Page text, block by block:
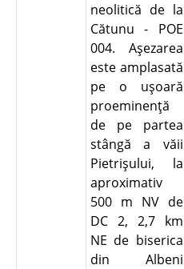
neolitică de la
Cătunu - POE
004. Aşezarea
este amplasată
pe o uşoară
proeminenţă
de pe partea
stângă a văii
Pietrişului, la
aproximativ
500 m NV de
DC 2, 2,7 km
NE de biserica
din Albeni